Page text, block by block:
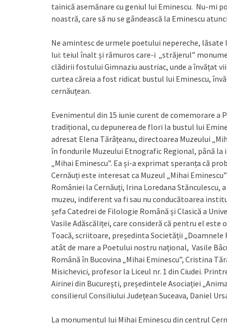
tainică asemănare cu geniul lui Eminescu. Nu-mi
noastră, care să nu se gândească la Eminescu
Ne amintesc de urmele poetului nepereche,
lui: teiul înalt și rămuros care-i „străjerul”
clădirii fostului Gimnaziu austriac, unde a învățat
curtea căreia a fost ridicat bustul lui Eminescu,
cernăuțean.
Evenimentul din 15 iunie curent de comemorare
tradițional, cu depunerea de flori la bustul lui
adresat Elena Tărâțeanu, directoarea Muzeului
în fondurile Muzeului Etnografic Regional, până la
„Mihai Eminescu”. Ea și-a exprimat speranța că
Cernăuți este interesat ca Muzeul „Mihai
României la Cernăuți, Irina Loredana Stănculescu,
muzeu, indiferent va fi sau nu conducătoarea
șefa Catedrei de Filologie Română și Clasică a
Vasile Adăscăliței, care consideră că pentru el este
Toacă, scriitoare, președinta Societății „Doamnele
atât de mare a Poetului nostru național, Vasile
Română în Bucovina „Mihai Eminescu”, Cristina
Misichevici, profesor la Liceul nr. 1 din Ciudei.
Airinei din București, președintele Asociației
consilierul Consiliului Județean Suceava, Daniel
La monumentul lui Mihai Eminescu din centrul